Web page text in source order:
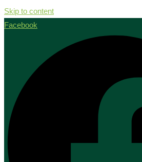
Skip to content
Facebook